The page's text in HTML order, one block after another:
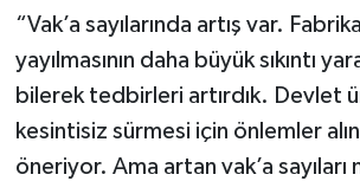
“Vak’a sayılarında artış var.
yayılmasının daha büyük sıkıntı
bilerek tedbirleri artırdık. Devlet
kesintisiz sürmesi için önlemler
öneriyor. Ama artan vak’a sayıları